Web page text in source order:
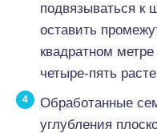
подвязываться к
оставить
квадратном
четыре-пять
Обработанные
углубления